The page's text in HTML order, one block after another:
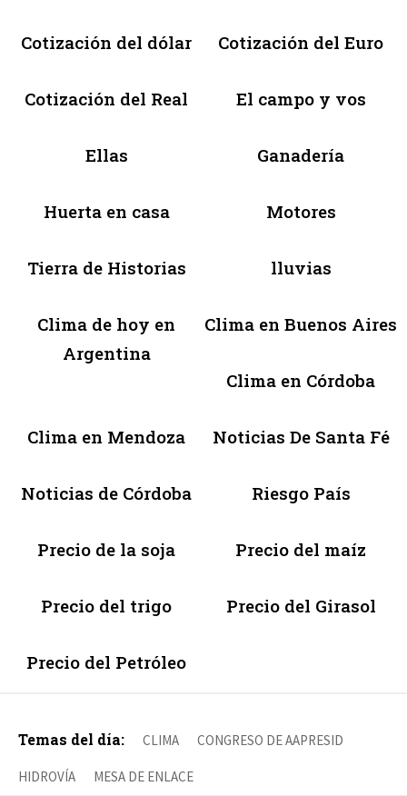
Cotización del dólar Cotización del Euro
Cotización del Real El campo y vos
Ellas Ganadería
Huerta en casa Motores
Tierra de Historias lluvias
Clima de hoy en
Argentina
Clima en Buenos Aires
Clima en Córdoba
Clima en Mendoza Noticias De Santa Fé
Noticias de Córdoba Riesgo País
Precio de la soja Precio del maíz
Precio del trigo Precio del Girasol
Precio del Petróleo
Temas del día: CLIMA CONGRESO DE AAPRESID
HIDROVÍA MESA DE ENLACE